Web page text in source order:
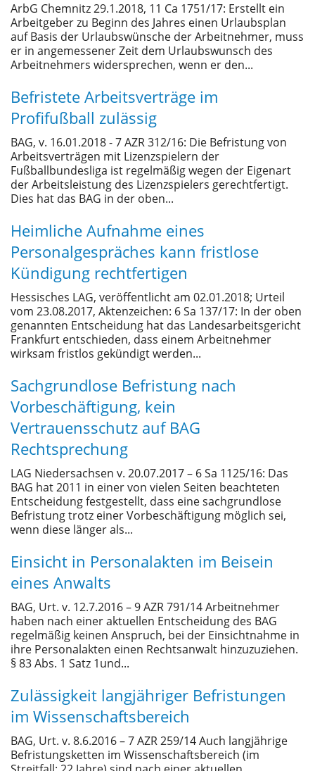
ArbG Chemnitz 29.1.2018, 11 Ca 1751/17: Erstellt ein
Arbeitgeber zu Beginn des Jahres einen Urlaubsplan
auf Basis der Urlaubswünsche der Arbeitnehmer, muss
er in angemessener Zeit dem Urlaubswunsch des
Arbeitnehmers widersprechen, wenn er den...
Befristete Arbeitsverträge im
Profifußball zulässig
BAG, v. 16.01.2018 - 7 AZR 312/16: Die Befristung von
Arbeitsverträgen mit Lizenzspielern der
Fußballbundesliga ist regelmäßig wegen der Eigenart
der Arbeitsleistung des Lizenzspielers gerechtfertigt.
Dies hat das BAG in der oben...
Heimliche Aufnahme eines
Personalgespräches kann fristlose
Kündigung rechtfertigen
Hessisches LAG, veröffentlicht am 02.01.2018; Urteil
vom 23.08.2017, Aktenzeichen: 6 Sa 137/17: In der oben
genannten Entscheidung hat das Landesarbeitsgericht
Frankfurt entschieden, dass einem Arbeitnehmer
wirksam fristlos gekündigt werden...
Sachgrundlose Befristung nach
Vorbeschäftigung, kein
Vertrauensschutz auf BAG
Rechtsprechung
LAG Niedersachsen v. 20.07.2017 – 6 Sa 1125/16: Das
BAG hat 2011 in einer von vielen Seiten beachteten
Entscheidung festgestellt, dass eine sachgrundlose
Befristung trotz einer Vorbeschäftigung möglich sei,
wenn diese länger als...
Einsicht in Personalakten im Beisein
eines Anwalts
BAG, Urt. v. 12.7.2016 – 9 AZR 791/14 Arbeitnehmer
haben nach einer aktuellen Entscheidung des BAG
regelmäßig keinen Anspruch, bei der Einsichtnahme in
ihre Personalakten einen Rechtsanwalt hinzuzuziehen.
§ 83 Abs. 1 Satz 1und...
Zulässigkeit langjähriger Befristungen
im Wissenschaftsbereich
BAG, Urt. v. 8.6.2016 – 7 AZR 259/14 Auch langjährige
Befristungsketten im Wissenschaftsbereich (im